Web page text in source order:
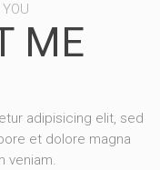
ME
adipisicing elit, sed
et dolore magna
veniam.